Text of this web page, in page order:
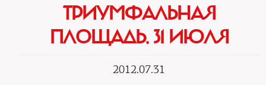
ТРИУМФАЛЬНАЯ
ПЛОЩАДЬ. 31 ИЮЛЯ
2012.07.31